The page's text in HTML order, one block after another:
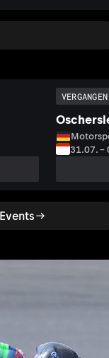
VERGANGEN
31.07. –